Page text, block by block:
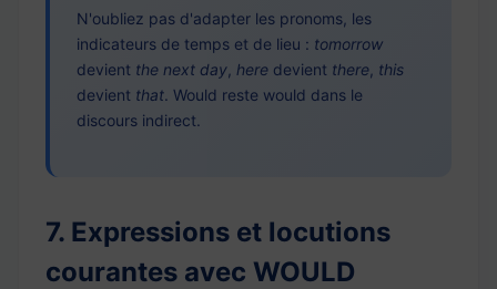
N'oubliez pas d'adapter les pronoms, les
indicateurs de temps et de lieu : tomorrow
devient the next day here devient there this
devient that. Would reste would dans le
discours indirect.
7. Expressions et locutions
courantes avec WOULD